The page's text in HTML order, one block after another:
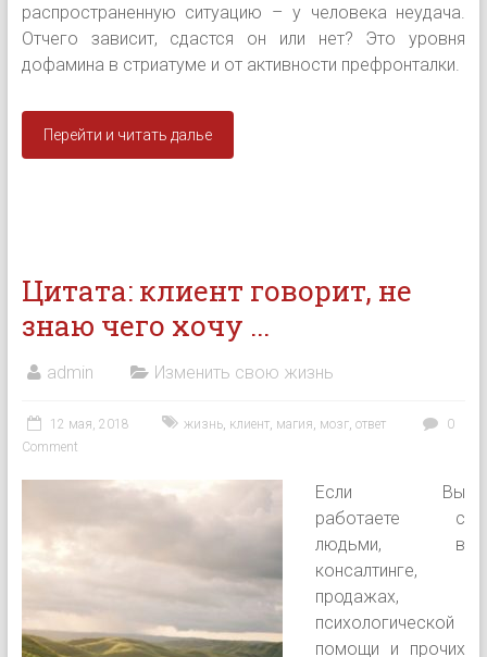
распространенную ситуацию – у человека неудача.
Отчего зависит, сдастся он или нет? Это уровня
дофамина в стриатуме и от активности префронталки.
Перейти и читать далье
Цитата: клиент говорит, не
знаю чего хочу ...
admin Изменить свою жизнь
12 мая, 2018 жизнь, клиент, магия мозг, ответ
0
Comment
Если Вы
работаете с
людьми, в
консалтинге,
продажах,
психологической
помощи и прочих